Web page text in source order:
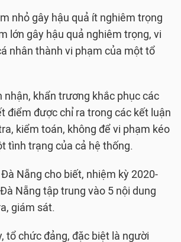
nhỏ gây hậu quả ít nghiêm trọng
lớn gây hậu quả nghiêm trọng, vi
nhân thành vi phạm của một tổ
nhận, khẩn trương khắc phục các
điểm được chỉ ra trong các kết luận
kiểm toán, không để vi phạm kéo
tình trạng của cả hệ thống.
Nẵng cho biết, nhiệm kỳ 2020-
Nẵng tập trung vào 5 nội dung
giám sát.
tổ chức đảng, đặc biệt là người